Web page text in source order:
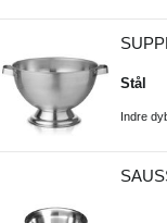
Stål
Indre